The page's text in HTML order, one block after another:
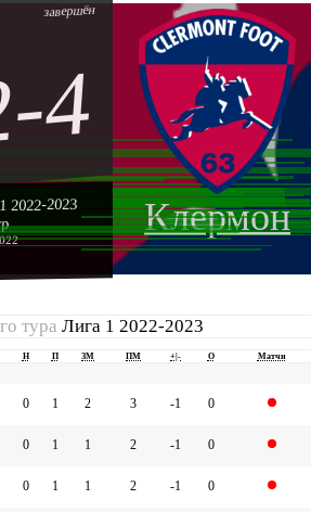
Клермон
завершён
4
2022-2023
тура Лига 1 2022-2023
Н П ЗМ ПМ +|- О Матчи
0 1 2 3 -1 0
0 1 1 2 -1 0
0 1 1 2 -1 0